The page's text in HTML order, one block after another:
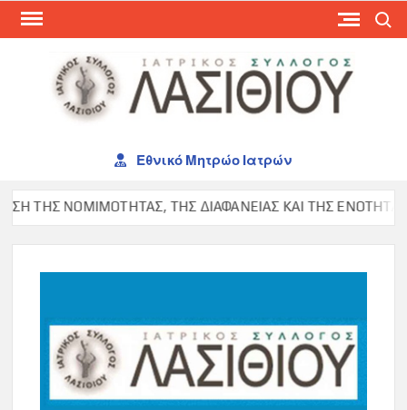
Skip
Εθνικό Μητρώο Ιατρών
ΤΗΣ ΝΟΜΙΜΟΤΗΤΑΣ, ΤΗΣ ΔΙΑΦΑΝΕΙΑΣ ΚΑΙ ΤΗΣ ΕΝΟΤΗΤΑΣ